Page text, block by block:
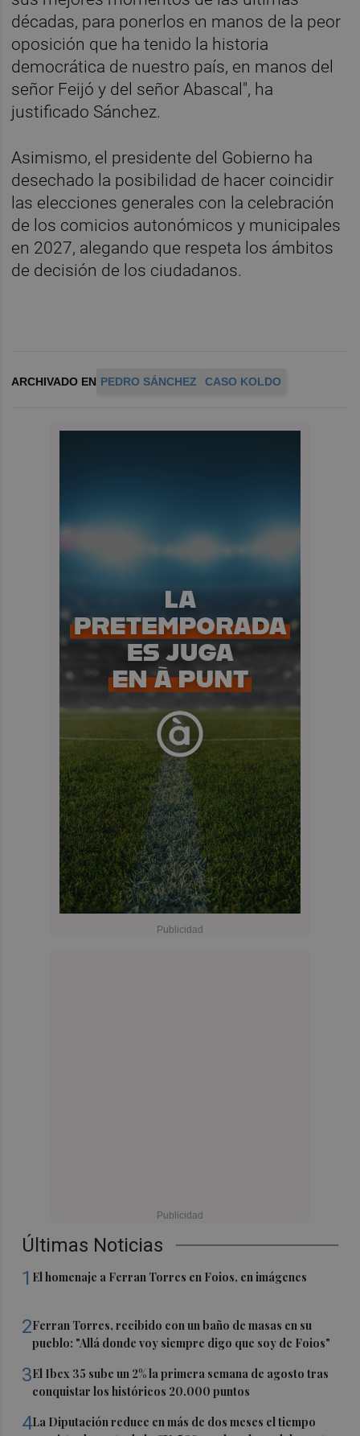
Últimas Noticias
1 El homenaje a Ferran Torres en Foios, en imágenes
2Ferran Torres, recibido con un baño de masas en su
pueblo: "Allá donde voy siempre digo que soy de Foios"
3El Ibex 35 sube un 2% la primera semana de agosto tras
conquistar los históricos 20.000 puntos
4La Diputación reduce en más de dos meses el tiempo
décadas, para ponerlos en manos de la peor
oposición que ha tenido la historia
democrática de nuestro país, en manos del
señor Feijó y del señor Abascal", ha
justificado Sánchez.
Asimismo, el presidente del Gobierno ha
desechado la posibilidad de hacer coincidir
las elecciones generales con la celebración
de los comicios autonómicos y municipales
en 2027, alegando que respeta los ámbitos
de decisión de los ciudadanos.
ARCHIVADO EN PEDRO SÁNCHEZ CASO KOLDO